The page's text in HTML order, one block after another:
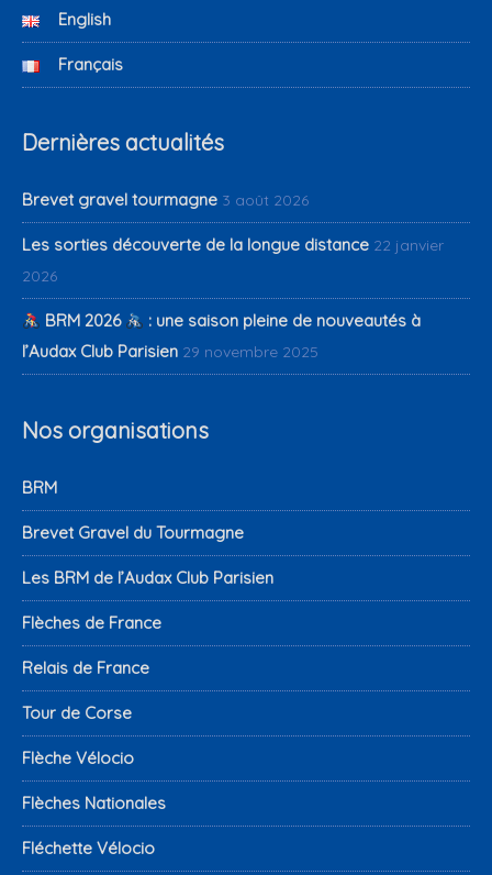
English
Français
Dernières actualités
Brevet gravel tourmagne 3 août 2026
Les sorties découverte de la longue distance 22 janvier
2026
BRM 2026
: une saison pleine de nouveautés à
l’Audax Club Parisien 29 novembre 2025
Nos organisations
BRM
Brevet Gravel du Tourmagne
Les BRM de l’Audax Club Parisien
Flèches de France
Relais de France
Tour de Corse
Flèche Vélocio
Flèches Nationales
Fléchette Vélocio